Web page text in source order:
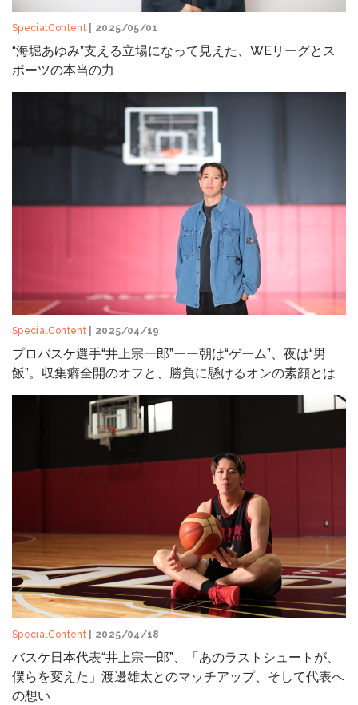
SpecialContent | 2025/05/01
“海堀あゆみ”支える立場になって見えた、WEリーグとス
ポーツの本当の力
SpecialContent | 2025/04/19
プロバスケ選手“井上宗一郎”ーー朝は“ゲーム”、夜は“男
飯”。収集癖全開のオフと、勝負に懸けるオンの素顔とは
SpecialContent | 2025/04/18
バスケ日本代表“井上宗一郎”、「あのラストシュートが、
僕らを変えた」渡邊雄太とのマッチアップ、そして代表へ
の想い